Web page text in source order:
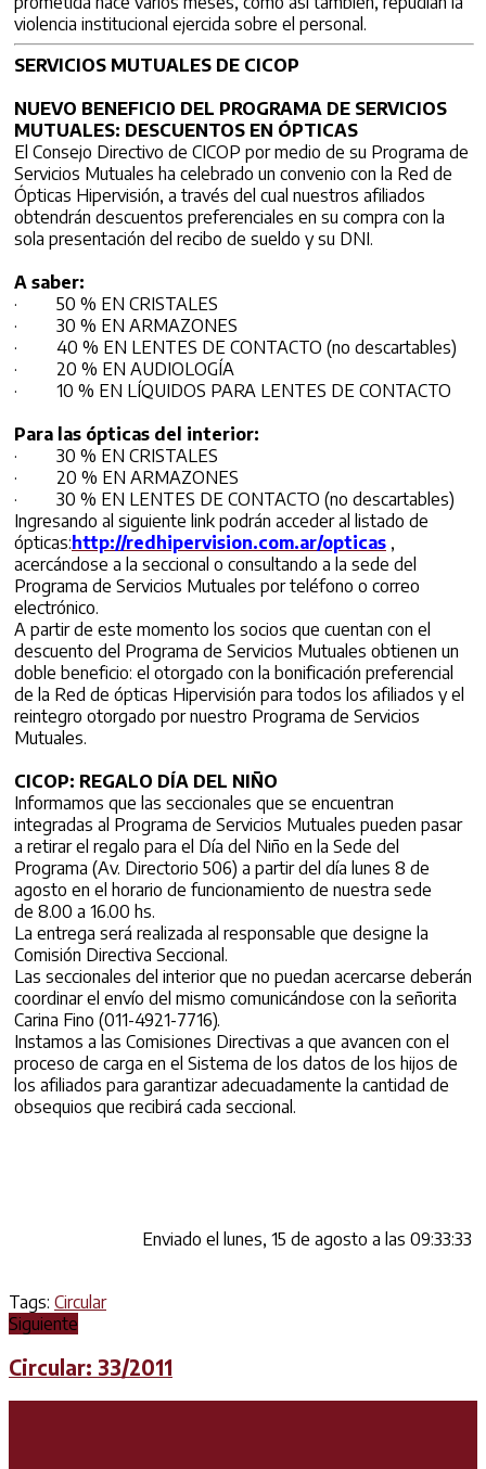
violencia institucional ejercida sobre el personal.
SERVICIOS MUTUALES DE CICOP
NUEVO BENEFICIO DEL PROGRAMA DE SERVICIOS
MUTUALES: DESCUENTOS EN ÓPTICAS
El Consejo Directivo de CICOP por medio de su Programa de
Servicios Mutuales ha celebrado un convenio con la Red de
Ópticas Hipervisión, a través del cual nuestros afiliados
obtendrán descuentos preferenciales en su compra con la
sola presentación del recibo de sueldo y su DNI.
A saber:
· 50 % EN CRISTALES
· 30 % EN ARMAZONES
· 40 % EN LENTES DE CONTACTO (no descartables)
· 20 % EN AUDIOLOGÍA
· 10 % EN LÍQUIDOS PARA LENTES DE CONTACTO
Para las ópticas del interior:
· 30 % EN CRISTALES
· 20 % EN ARMAZONES
· 30 % EN LENTES DE CONTACTO (no descartables)
Ingresando al siguiente link podrán acceder al listado de
ópticas: http://redhipervision.com.ar/opticas ,
acercándose a la seccional o consultando a la sede del
Programa de Servicios Mutuales por teléfono o correo
electrónico.
A partir de este momento los socios que cuentan con el
descuento del Programa de Servicios Mutuales obtienen un
doble beneficio: el otorgado con la bonificación preferencial
de la Red de ópticas Hipervisión para todos los afiliados y el
reintegro otorgado por nuestro Programa de Servicios
Mutuales.
CICOP: REGALO DÍA DEL NIÑO
Informamos que las seccionales que se encuentran
integradas al Programa de Servicios Mutuales pueden pasar
a retirar el regalo para el Día del Niño en la Sede del
Programa (Av. Directorio 506) a partir del día lunes 8 de
agosto en el horario de funcionamiento de nuestra sede
de 8.00 a 16.00 hs.
La entrega será realizada al responsable que designe la
Comisión Directiva Seccional.
Las seccionales del interior que no puedan acercarse deberán
coordinar el envío del mismo comunicándose con la señorita
Carina Fino (011-4921-7716).
Instamos a las Comisiones Directivas a que avancen con el
proceso de carga en el Sistema de los datos de los hijos de
los afiliados para garantizar adecuadamente la cantidad de
obsequios que recibirá cada seccional.
Enviado el lunes, 15 de agosto a las 09:33:33
Tags: Circular
Siguiente
Circular: 33/2011